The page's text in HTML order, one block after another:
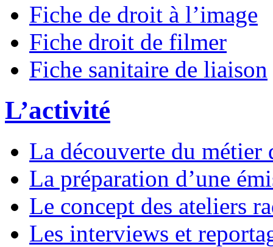
Fiche de droit à l’image
Fiche droit de filmer
Fiche sanitaire de liaison
L’activité
La découverte du métier
La préparation d’une
Le concept des ateliers
Les interviews et